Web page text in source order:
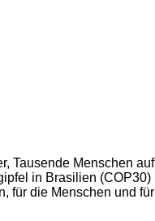
Tausende Menschen auf
in Brasilien (COP30)
für die Menschen und für